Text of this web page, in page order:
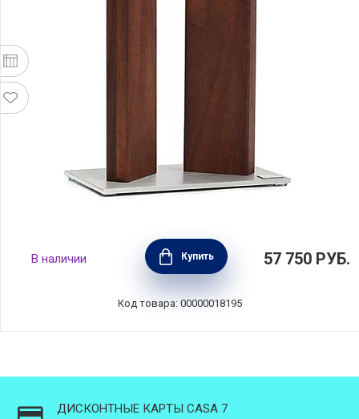
Магнитный блок для ножей Stonehenge
18x10x28 см, материал сталь + орех, Kai,
Япония, STH-4.1
В наличии Купить 57 750 РУБ.
Код товара: 00000018195
ДИСКОНТНЫЕ КАРТЫ CASA 7